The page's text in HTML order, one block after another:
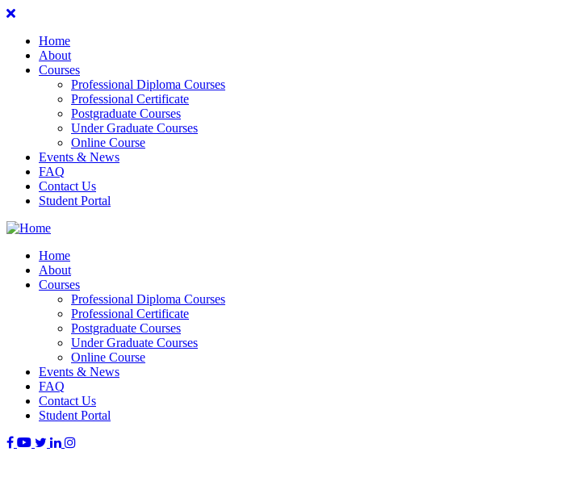
Home
About
Courses
Professional Diploma Courses
Professional Certificate
Postgraduate Courses
Under Graduate Courses
Online Course
Events & News
FAQ
Contact Us
Student Portal
Home
About
Courses
Professional Diploma Courses
Professional Certificate
Postgraduate Courses
Under Graduate Courses
Online Course
Events & News
FAQ
Contact Us
Student Portal